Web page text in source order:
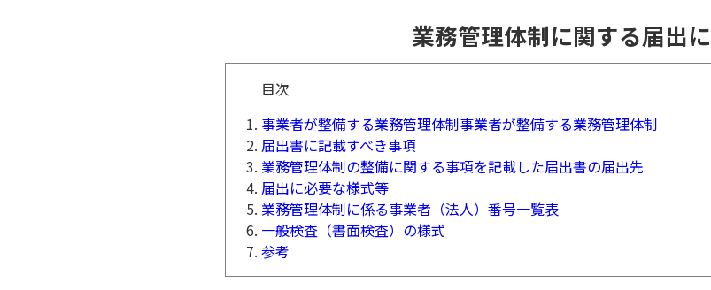
業務管理体制に関する届出
目次
事業者が整備する業務管理体制事業者が整備する業務管理体制
届出書に記載すべき事項
業務管理体制の整備に関する事項を記載した届出書の届出先
届出に必要な様式等
業務管理体制に係る事業者（法人）番号一覧表
一般検査（書面検査）の様式
参考